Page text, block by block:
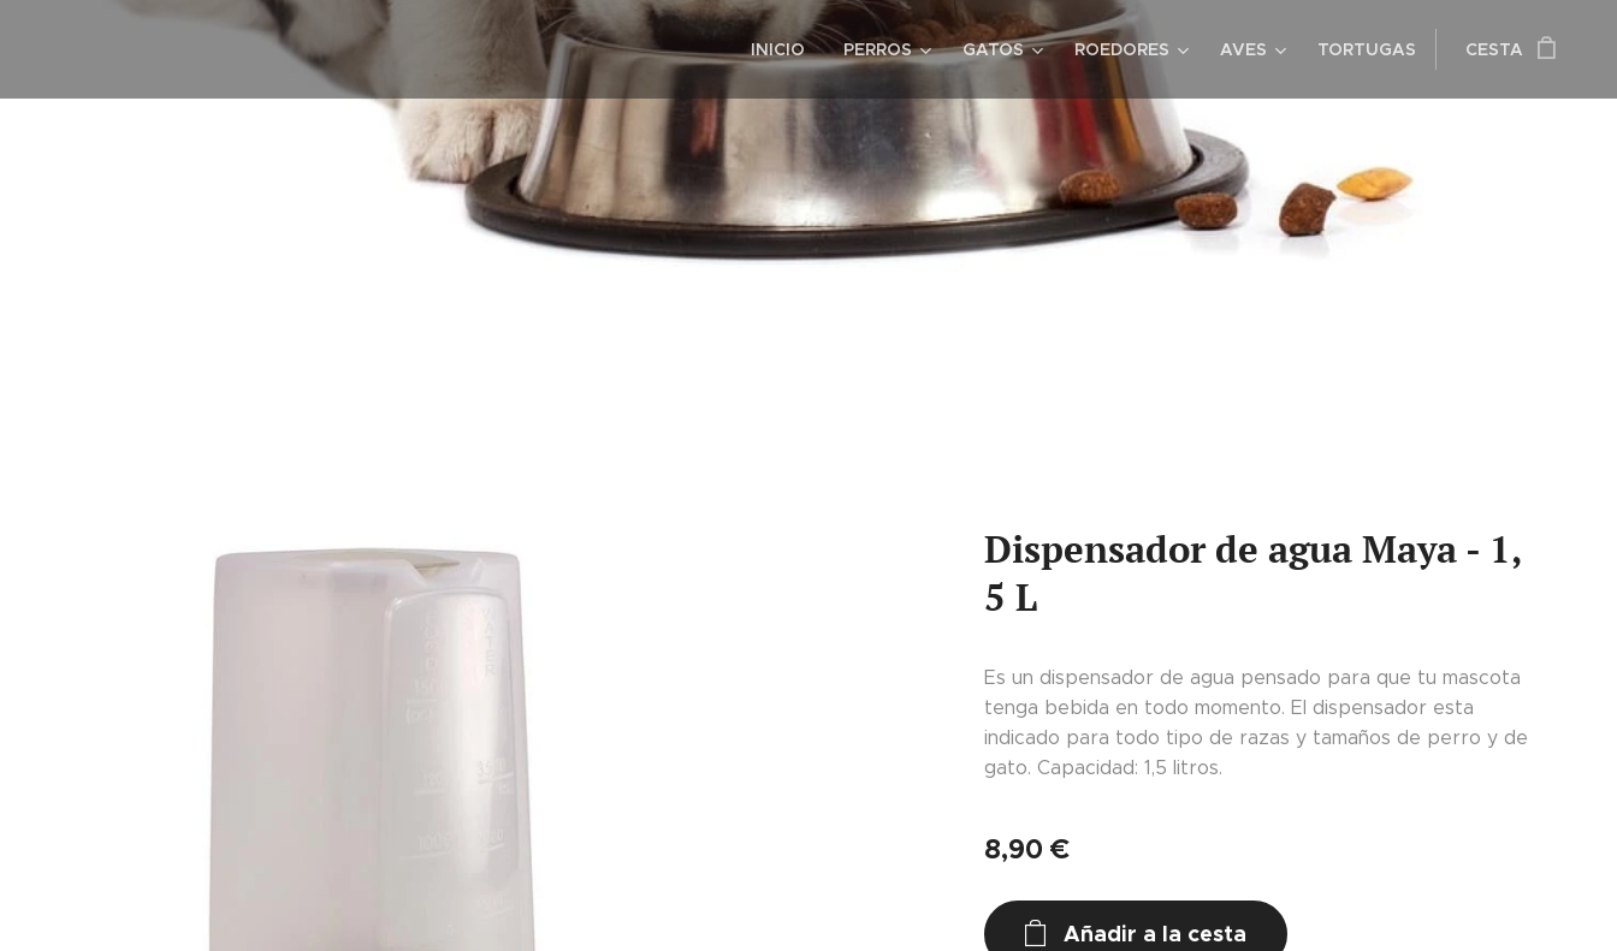
INICIO PERROS GATOS ROEDORES AVES TORTUGAS CESTA
Dispensador de agua Maya - 1,
5 L
Es un dispensador de agua pensado para que tu mascota
tenga bebida en todo momento. El dispensador esta
indicado para todo tipo de razas y tamaños de perro y de
gato. Capacidad: 1,5 litros.
8,90 €
Añadir a la cesta